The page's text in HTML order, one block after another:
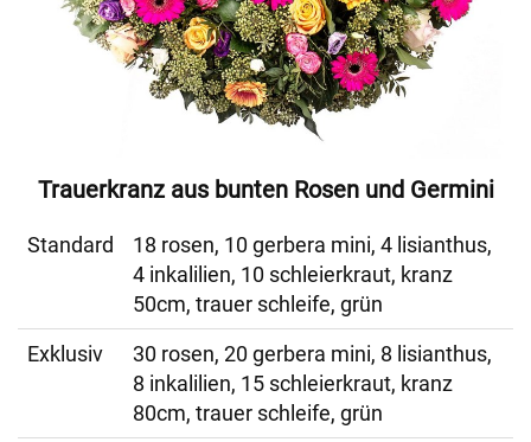
Trauerkranz aus bunten Rosen und Germini
Standard
18 rosen, 10 gerbera mini, 4 lisianthus,
4 inkalilien, 10 schleierkraut, kranz
50cm, trauer schleife, grün
Exklusiv
30 rosen, 20 gerbera mini, 8 lisianthus,
8 inkalilien, 15 schleierkraut, kranz
80cm, trauer schleife, grün